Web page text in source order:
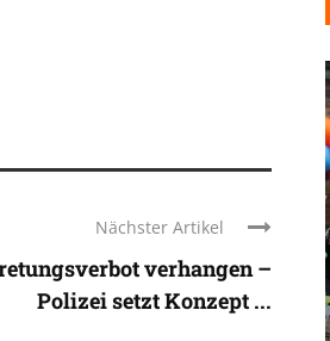
Nächster Artikel
verhangen –
Polizei setzt Konzept ...
CHIC: WIE
DEN
STIL IN IHREM